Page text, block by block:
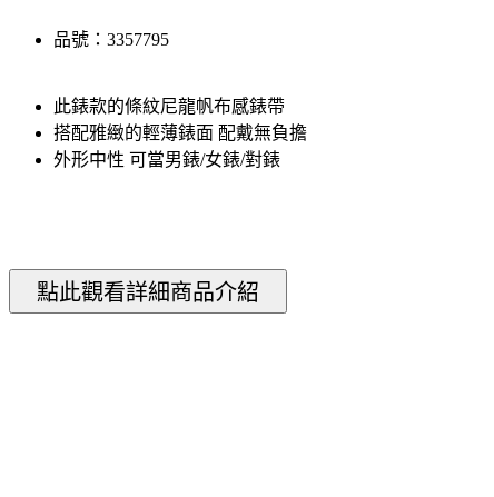
品號：3357795
此錶款的條紋尼龍帆布感錶帶
搭配雅緻的輕薄錶面 配戴無負擔
外形中性 可當男錶/女錶/對錶